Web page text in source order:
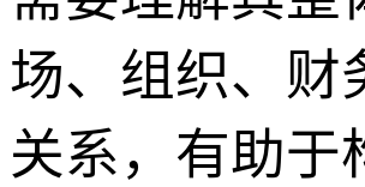
场、组织、财
关系，有助于